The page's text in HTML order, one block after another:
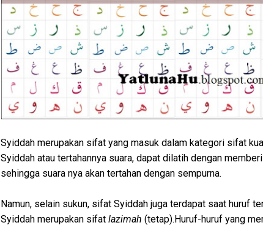
Syiddah merupakan sifat yang masuk dalam kategori sifat
Syiddah atau tertahannya suara, dapat dilatih dengan
sehingga suara nya akan tertahan dengan sempurna.
Namun, selain sukun, sifat Syiddah juga terdapat saat huruf
Syiddah merupakan sifat lazimah (tetap).Huruf-huruf yang